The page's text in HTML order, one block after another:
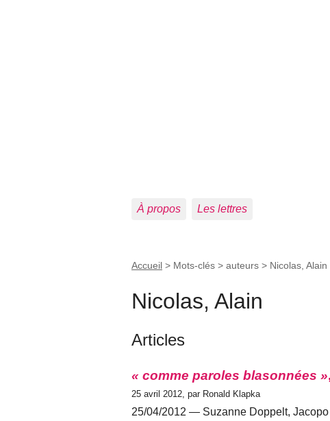
À propos Les lettres
Accueil > Mots-clés > auteurs > Nicolas, Alain
Nicolas, Alain
Articles
« comme paroles blasonnées »
25 avril 2012, par Ronald Klapka
25/04/2012 — Suzanne Doppelt, Jacopo